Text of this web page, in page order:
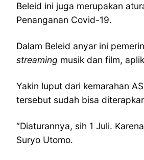
Beleid ini juga merupakan
Penanganan Covid-19.
Dalam Beleid anyar ini
streaming musik dan film,
Yakin luput dari kemarahan
tersebut sudah bisa
“Diaturannya, sih 1 Juli.
Suryo Utomo.